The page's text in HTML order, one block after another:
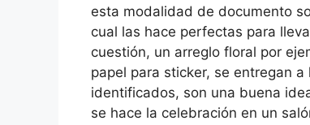
esta modalidad de documento
cual las hace perfectas para
cuestión, un arreglo floral por
papel para sticker, se entregan
identificados, son una buena
se hace la celebración en un